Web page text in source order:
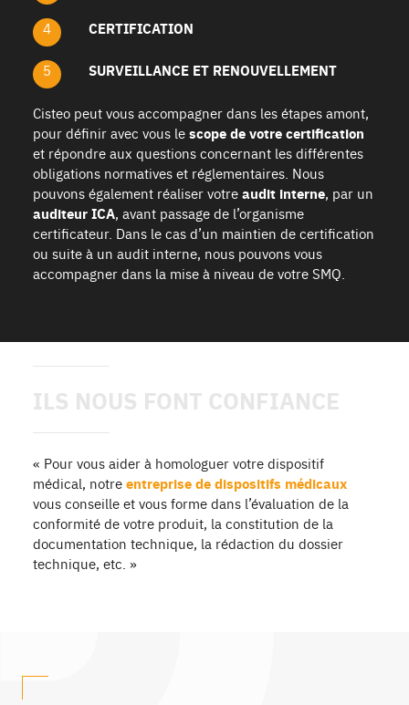
CERTIFICATION
SURVEILLANCE ET RENOUVELLEMENT
Cisteo peut vous accompagner dans les étapes amont,
pour définir avec vous lescope de votre certification
et répondre aux questions concernant les différentes
obligations normatives et réglementaires. Nous
pouvons également réaliser votreaudit interne, par un
auditeur ICA, avant passage de l’organisme
certificateur. Dans le cas d’un maintien de certification
ou suite à un audit interne, nous pouvons vous
accompagner dans la mise à niveau de votre SMQ.
ILS NOUS FONT CONFIANCE
« Pour vous aider à homologuer votre dispositif
médical, notreentreprise de dispositifs médicaux
vous conseille et vous forme dans l’évaluation de la
conformité de votre produit, la constitution de la
documentation technique, la rédaction du dossier
technique, etc. »